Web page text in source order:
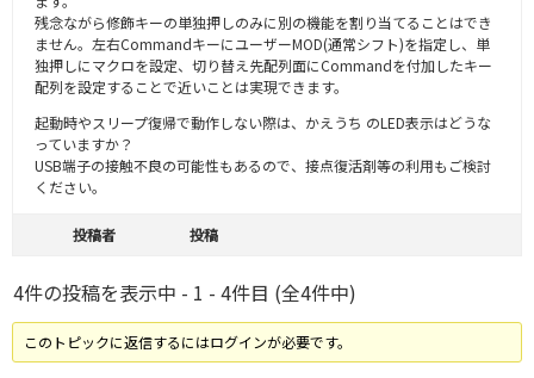
残念ながら修飾キーの単独押しのみに別の機能を割り当てることはでき
ません。左右CommandキーにユーザーMOD(通常シフト)を指定し、単
独押しにマクロを設定、切り替え先配列面にCommandを付加したキー
配列を設定することで近いことは実現できます。
起動時やスリープ復帰で動作しない際は、かえうち のLED表示はどうな
っていますか？
USB端子の接触不良の可能性もあるので、接点復活剤等の利用もご検討
ください。
投稿者 投稿
4件の投稿を表示中 - 1 - 4件目 (全4件中)
このトピックに返信するにはログインが必要です。